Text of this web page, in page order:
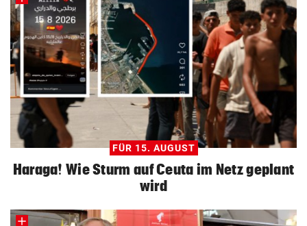
FÜR 15. AUGUST
Haraga! Wie Sturm auf Ceuta im Netz geplant
wird